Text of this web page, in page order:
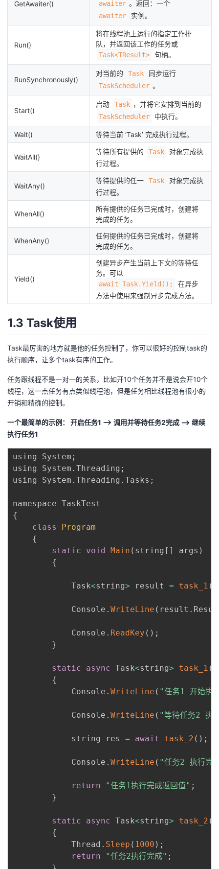
GetAwaiter() awaiter 。返回：一个
awaiter 实例。
Run()
将在线程池上运行的指定工作排
队，并返回该工作的任务或
Task<TResult> 句柄。
RunSynchronously()
对当前的 Task 同步运行
TaskScheduler 。
Start()
启动 Task ，并将它安排到当前的
TaskScheduler 中执行。
Wait() 等待当前 ‘Task’ 完成执行过程。
WaitAll()
等待所有提供的 Task
对象完成执
行过程。
WaitAny()
等待提供的任一 Task
对象完成执
行过程。
WhenAll()
所有提供的任务已完成时，创建将
完成的任务。
WhenAny()
任何提供的任务已完成时，创建将
完成的任务。
Yield()
创建异步产生当前上下文的等待任
务。可以
await Task.Yield();
在异步
方法中使用来强制异步完成方法。
1.3 Task使用
Task最厉害的地方就是他的任务控制了，你可以很好的控制task的
执行顺序，让多个task有序的工作。
任务跟线程不是一对一的关系，比如开10个任务并不是说会开10个
线程，这一点任务有点类似线程池，但是任务相比线程池有很小的
开销和精确的控制。
一个最简单的示例： 开启任务1 --> 调用并等待任务2完成 --> 继续
执行任务1
using System ;
using System . Threading ;
using System . Threading . Tasks ;
{
class
Program
{
static
void Main ( string [ ] args )
{
            Task
<string> result = task_1 (
            Console
. WriteLine ( result .
            Console
. ReadKey ( ) ;
}
static async Task<string> task_1 (
{
            Console
. WriteLine ( "任务1 开始执
            Console
. WriteLine ( "等待任务2
            string res
= await task_2 ( ) ;
            Console
. WriteLine ( "任务2 执行
return "任务1执行完成返回值" ;
}
static async Task<string> task_2 (
{
            Thread
. Sleep ( 1000 ) ;
return
"任务2执行完成" ;